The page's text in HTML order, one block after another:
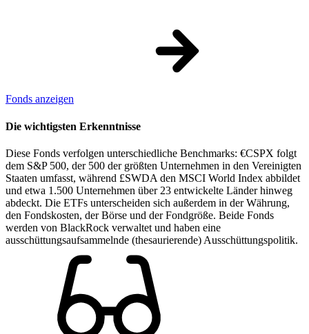
Fonds anzeigen
Die wichtigsten Erkenntnisse
Diese Fonds verfolgen unterschiedliche Benchmarks: €CSPX folgt
dem S&P 500, der 500 der größten Unternehmen in den Vereinigten
Staaten umfasst, während £SWDA den MSCI World Index abbildet
und etwa 1.500 Unternehmen über 23 entwickelte Länder hinweg
abdeckt. Die ETFs unterscheiden sich außerdem in der Währung,
den Fondskosten, der Börse und der Fondgröße. Beide Fonds
werden von BlackRock verwaltet und haben eine
ausschüttungsaufsammelnde (thesaurierende) Ausschüttungspolitik.